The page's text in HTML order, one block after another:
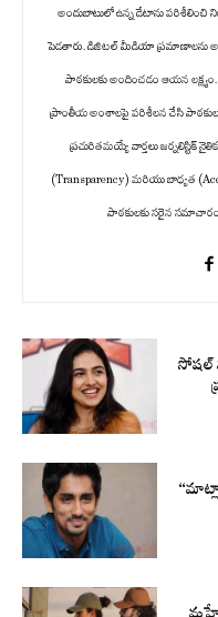
అందుబాటులో ఉన్న డేటాను పరిశీలించి
పెడతారు. డిజిటల్ మీడియా ప్రమాణాలను
పాఠకులకు అందించడం ఆయన
ప్రాంతీయ అంశాలపై పరిశీలన చేసి
ప్రచురితమయ్యే వార్తలు జర్నలిస్టిక్
(Transparency) మరియు బాధ్యత
పాఠకులకు సరైన సమాచారం
సోషల్